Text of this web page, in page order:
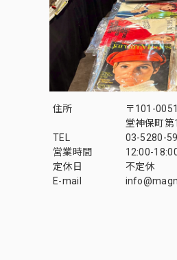
住所
〒101-
堂神保町
TEL
03-5280-
営業時間
12:00-
定休日
不定休
E-mail